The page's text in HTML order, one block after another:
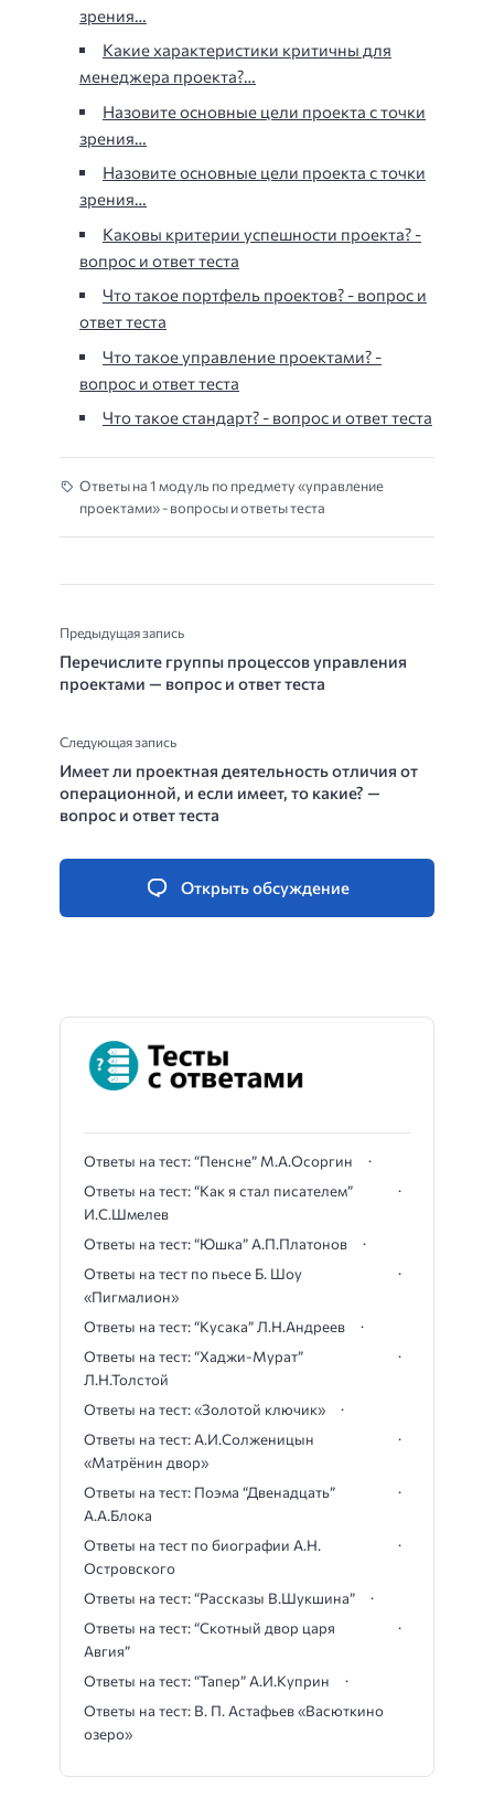
зрения…
Какие характеристики критичны для
менеджера проекта?…
Назовите основные цели проекта с точки
зрения…
Назовите основные цели проекта с точки
зрения…
Каковы критерии успешности проекта? -
вопрос и ответ теста
Что такое портфель проектов? - вопрос и
ответ теста
Что такое управление проектами? -
вопрос и ответ теста
Что такое стандарт? - вопрос и ответ теста
Ответы на 1 модуль по предмету «управление
проектами» - вопросы и ответы теста
Предыдущая запись
Перечислите группы процессов управления
проектами — вопрос и ответ теста
Следующая запись
Имеет ли проектная деятельность отличия от
операционной, и если имеет, то какие? —
вопрос и ответ теста
Открыть обсуждение
Ответы на тест: “Пенсне” М.А.Осоргин
Ответы на тест: “Как я стал писателем”
И.С.Шмелев
Ответы на тест: “Юшка” А.П.Платонов
Ответы на тест по пьесе Б. Шоу
«Пигмалион»
Ответы на тест: “Кусака” Л.Н.Андреев
Ответы на тест: “Хаджи-Мурат”
Л.Н.Толстой
Ответы на тест: «Золотой ключик»
Ответы на тест: А.И.Солженицын
«Матрёнин двор»
Ответы на тест: Поэма “Двенадцать”
А.А.Блока
Ответы на тест по биографии А.Н.
Островского
Ответы на тест: “Рассказы В.Шукшина”
Ответы на тест: “Скотный двор царя
Авгия”
Ответы на тест: “Тапер” А.И.Куприн
Ответы на тест: В. П. Астафьев «Васюткино
озеро»